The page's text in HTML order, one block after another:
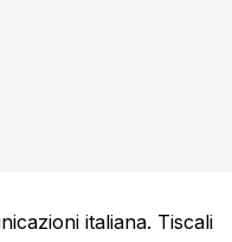
italiana. Tiscali